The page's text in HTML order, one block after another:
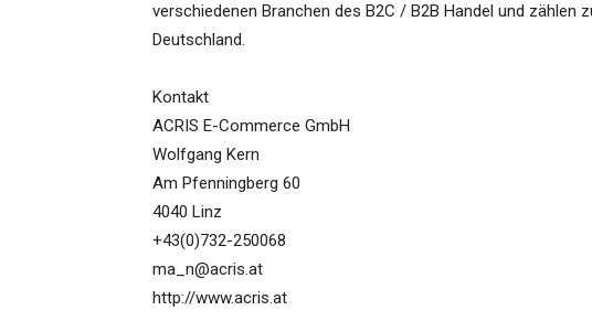
verschiedenen Branchen des B2C / B2B Handel und zählen
Deutschland.
Kontakt
ACRIS E-Commerce GmbH
Wolfgang Kern
Am Pfenningberg 60
4040 Linz
+43(0)732-250068
ma_n@acris.at
http://www.acris.at